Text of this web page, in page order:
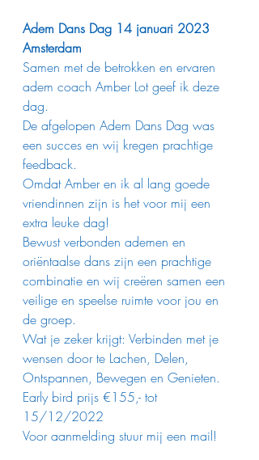
Adem Dans Dag 14 januari 2023
Amsterdam
Samen met de betrokken en ervaren
adem coach Amber Lot geef ik deze
dag.
De afgelopen Adem Dans Dag was
een succes en wij kregen prachtige
feedback.
Omdat Amber en ik al lang goede
vriendinnen zijn is het voor mij een
extra leuke dag!
Bewust verbonden ademen en
oriëntaalse dans zijn een prachtige
combinatie en wij creëren samen een
veilige en speelse ruimte voor jou en
de groep.
Wat je zeker krijgt: Verbinden met je
wensen door te Lachen, Delen,
Ontspannen, Bewegen en Genieten.
Early bird prijs €155,- tot
15/12/2022
Voor aanmelding stuur mij een mail!